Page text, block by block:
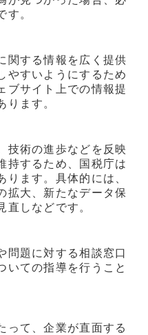
す。
関する情報を広く提供
やすいようにするため
ブサイト上での情報提
ります。
技術の進歩などを反映
持するため、国税庁は
ります。具体的には、
拡大、新たなデータ保
直しなどです。
問題に対する相談窓口
いての指導を行うこと
って、企業が直面する